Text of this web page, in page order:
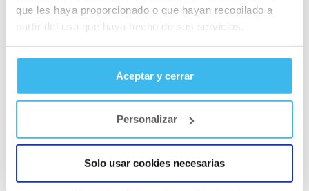
que les haya proporcionado o que hayan recopilado a
partir del uso que haya hecho de sus servicios.
Aceptar y cerrar
Personalizar
Solo usar cookies necesarias
IR A LA TIENDA WEB